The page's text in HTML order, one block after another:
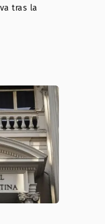
tras la